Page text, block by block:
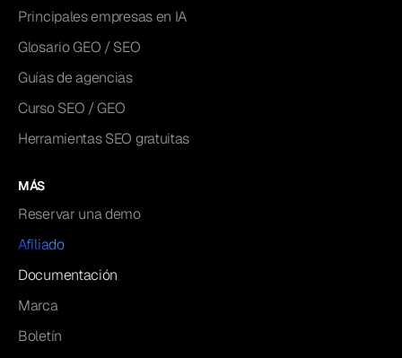
Principales empresas en IA
Glosario GEO / SEO
Guías de agencias
Curso SEO / GEO
Herramientas SEO gratuitas
MÁS
Reservar una demo
Afiliado
Documentación
Marca
Boletín